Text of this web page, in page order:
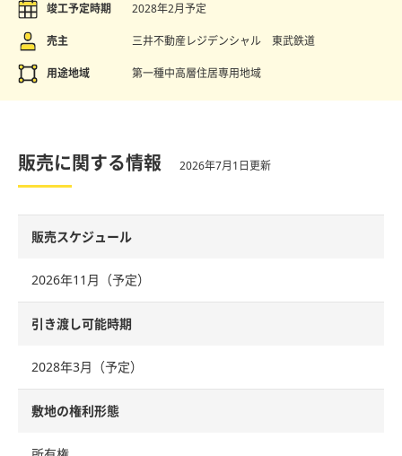
竣工予定時期 2028年2月予定
売主 三井不動産レジデンシャル 東武鉄道
用途地域 第一種中高層住居専用地域
販売に関する情報 2026年7月1日更新
販売スケジュール
2026年11月（予定）
引き渡し可能時期
2028年3月（予定）
敷地の権利形態